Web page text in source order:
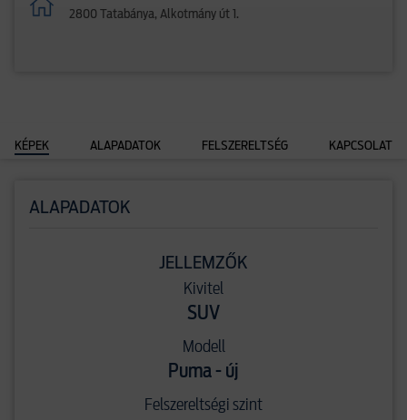
2800 Tatabánya, Alkotmány út 1.
KÉPEK ALAPADATOK FELSZERELTSÉG KAPCSOLAT
ALAPADATOK
JELLEMZŐK
Kivitel
SUV
Modell
Puma - új
Felszereltségi szint